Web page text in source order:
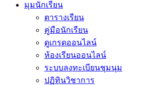
มุมนักเรียน
ตารางเรียน
คู่มือนักเรียน
ดูเกรดออนไลน์
ห้องเรียนออนไลน์
ระบบลงทะเบียนชุมนุม
ปฏิทินวิชาการ